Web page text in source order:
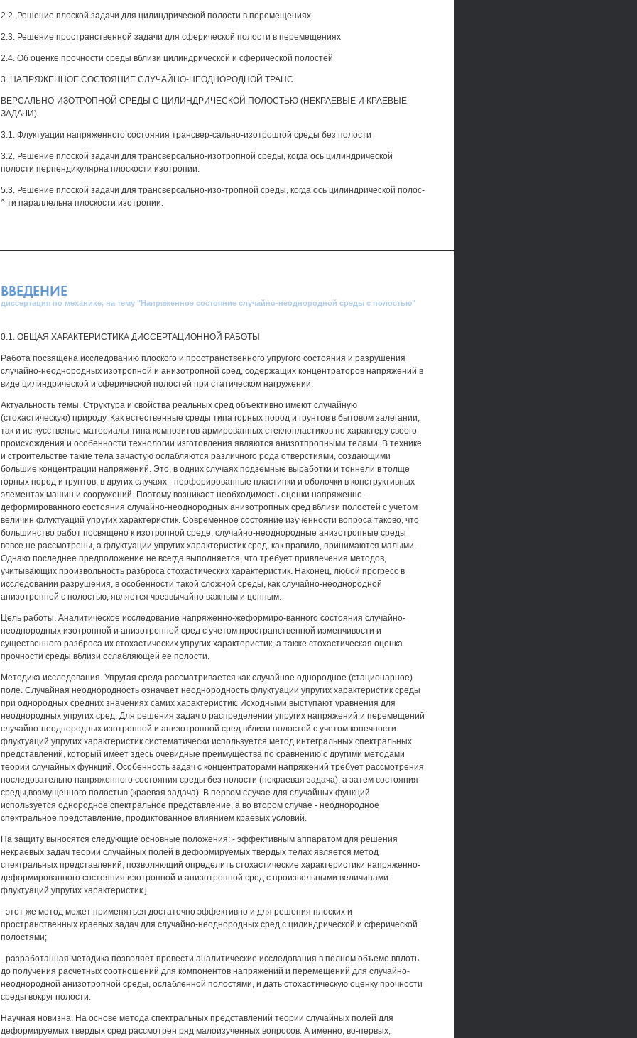
2.2. Решение плоской задачи для цилиндрической полости в перемещениях
2.3. Решение пространственной задачи для сферической полости в перемещениях
2.4. Об оценке прочности среды вблизи цилиндрической и сферической полостей
3. НАПРЯЖЕННОЕ СОСТОЯНИЕ СЛУЧАЙНО-НЕОДНОРОДНОЙ ТРАНС
ВЕРСАЛЬНО-ИЗОТРОПНОЙ СРЕДЫ С ЦИЛИНДРИЧЕСКОЙ ПОЛОСТЬЮ (НЕКРАЕВЫЕ И КРАЕВЫЕ
ЗАДАЧИ).
3.1. Флуктуации напряженного состояния трансвер-сально-изотрошгой среды без полости
3.2. Решение плоской задачи для трансверсально-изотропной среды, когда ось цилиндрической
полости перпендикулярна плоскости изотропии.
5.3. Решение плоской задачи для трансверсально-изо-тропной среды, когда ось цилиндрической полос-
^ ти параллельна плоскости изотропии.
ВВЕДЕНИЕ
диссертация по механике, на тему "Напряженное состояние случайно-неоднородной среды с полостью"
0.1. ОБЩАЯ ХАРАКТЕРИСТИКА ДИССЕРТАЦИОННОЙ РАБОТЫ
Работа посвящена исследованию плоского и пространственного упругого состояния и разрушения
случайно-неоднородных изотропной и анизотропной сред, содержащих концентраторов напряжений в
виде цилиндрической и сферической полостей при статическом нагружении.
Актуальность темы. Структура и свойства реальных сред объективно имеют случайную
(стохастическую) природу. Как естественные среды типа горных пород и грунтов в бытовом залегании,
так и ис-кусственые материалы типа композитов-армированных стеклопластиков по характеру своего
происхождения и особенности технологии изготовления являются анизотпропными телами. В технике
и строительстве такие тела зачастую ослабляются различного рода отверстиями, создающими
большие концентрации напряжений. Это, в одних случаях подземные выработки и тоннели в толще
горных пород и грунтов, в других случаях - перфорированные пластинки и оболочки в конструктивных
элементах машин и сооружений. Поэтому возникает необходимость оценки напряженно-
деформированного состояния случайно-неоднородных анизотропных сред вблизи полостей с учетом
величин флуктуаций упругих характеристик. Современное состояние изученности вопроса таково, что
большинство работ посвящено к изотропной среде, случайно-неоднородные анизотропные среды
вовсе не рассмотрены, а флуктуации упругих характеристик сред, как правило, принимаются малыми.
Однако последнее предположение не всегда выполняется, что требует привлечения методов,
учитывающих произвольность разброса стохастических характеристик. Наконец, любой прогресс в
исследовании разрушения, в особенности такой сложной среды, как случайно-неоднородной
анизотропной с полостью, является чрезвычайно важным и ценным.
Цель работы. Аналитическое исследование напряженно-жеформиро-ванного состояния случайно-
неоднородных изотропной и анизотропной сред с учетом пространственной изменчивости и
существенного разброса их стохастических упругих характеристик, а также стохастическая оценка
прочности среды вблизи ослабляющей ее полости.
Методика исследования. Упругая среда рассматривается как случайное однородное (стационарное)
поле. Случайная неоднородность означает неоднородность флуктуации упругих характеристик среды
при однородных средних значениях самих характеристик. Исходными выступают уравнения для
неоднородных упругих сред. Для решения задач о распределении упругих напряжений и перемещений
случайно-неоднородных изотропной и анизотропной сред вблизи полостей с учетом конечности
флуктуаций упругих характеристик систематически используется метод интегральных спектральных
представлений, который имеет здесь очевидные преимущества по сравнению с другими методами
теории случайных функций. Особенность задач с концентраторами напряжений требует рассмотрения
последовательно напряженного состояния среды без полости (некраевая задача), а затем состояния
среды,возмущенного полостью (краевая задача). В первом случае для случайных функций
используется однородное спектральное представление, а во втором случае - неоднородное
спектральное представление, продиктованное влиянием краевых условий.
На защиту выносятся следующие основные положения: - эффективным аппаратом для решения
некраевых задач теории случайных полей в деформируемых твердых телах является метод
спектральных представлений, позволяющий определить стохастические характеристики напряженно-
деформированного состояния изотропной и анизотропной сред с произвольными величинами
флуктуаций упругих характеристик j
- этот же метод может применяться достаточно эффективно и для решения плоских и
пространственных краевых задач для случайно-неоднородных сред с цилиндрической и сферической
полостями;
- разработанная методика позволяет провести аналитические исследования в полном объеме вплоть
до получения расчетных соотношений для компонентов напряжений и перемещений для случайно-
неоднородной анизотропной среды, ослабленной полостями, и дать стохастическую оценку прочности
среды вокруг полости.
Научная новизна. На основе метода спектральных представлений теории случайных полей для
деформируемых твердых сред рассмотрен ряд малоизученных вопросов. А именно, во-первых,